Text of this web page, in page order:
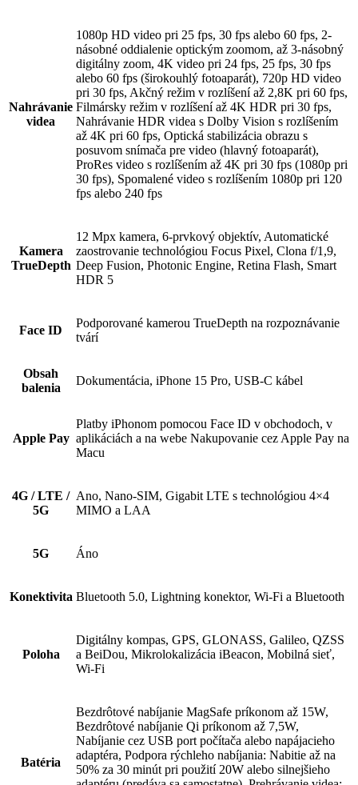
Nahrávanie
videa
1080p HD video pri 25 fps, 30 fps alebo 60 fps, 2-
násobné oddialenie optickým zoomom, až 3-násobný
digitálny zoom, 4K video pri 24 fps, 25 fps, 30 fps
alebo 60 fps (širokouhlý fotoaparát), 720p HD video
pri 30 fps, Akčný režim v rozlíšení až 2,8K pri 60 fps,
Filmársky režim v rozlíšení až 4K HDR pri 30 fps,
Nahrávanie HDR videa s Dolby Vision s rozlíšením
až 4K pri 60 fps, Optická stabilizácia obrazu s
posuvom snímača pre video (hlavný fotoaparát),
ProRes video s rozlíšením až 4K pri 30 fps (1080p pri
30 fps), Spomalené video s rozlíšením 1080p pri 120
fps alebo 240 fps
Kamera
TrueDepth
12 Mpx kamera, 6-prvkový objektív, Automatické
zaostrovanie technológiou Focus Pixel, Clona f/1,9,
Deep Fusion, Photonic Engine, Retina Flash, Smart
HDR 5
Face ID
Podporované kamerou TrueDepth na rozpoznávanie
tvárí
Obsah
balenia
Dokumentácia, iPhone 15 Pro, USB-C kábel
Apple Pay
Platby iPhonom pomocou Face ID v obchodoch, v
aplikáciách a na webe Nakupovanie cez Apple Pay na
Macu
4G / LTE /
5G
Ano, Nano-SIM, Gigabit LTE s technológiou 4×4
MIMO a LAA
5G Áno
Konektivita Bluetooth 5.0, Lightning konektor, Wi-Fi a Bluetooth
Poloha
Digitálny kompas, GPS, GLONASS, Galileo, QZSS
a BeiDou, Mikrolokalizácia iBeacon, Mobilná sieť,
Wi‑Fi
Batéria
Bezdrôtové nabíjanie MagSafe príkonom až 15W,
Bezdrôtové nabíjanie Qi príkonom až 7,5W,
Nabíjanie cez USB port počítača alebo napájacieho
adaptéra, Podpora rýchleho nabíjania: Nabitie až na
50% za 30 minút pri použití 20W alebo silnejšieho